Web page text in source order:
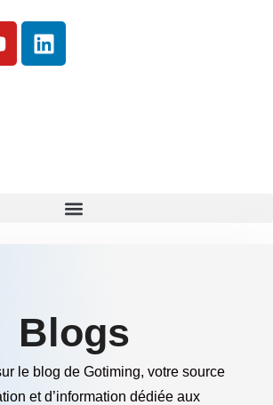
Blogs
le blog de Gotiming, votre source
et d’information dédiée aux